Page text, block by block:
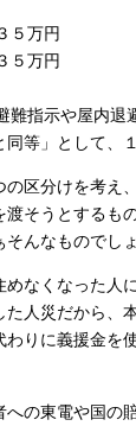
５万円
５万円
難指示や屋内
等」として、
の区分けを考
渡そうとする
んなものでしょ
なくなった人
人災だから、
りに義援金を
の東電や国の